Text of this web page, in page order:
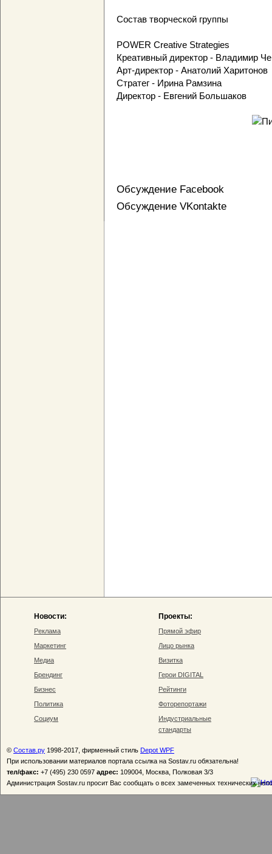
Состав творческой группы
POWER Creative Strategies
Креативный директор - Владимир
Арт-директор - Анатолий Харитонов
Стратег - Ирина Рамзина
Директор - Евгений Большаков
Обсуждение Facebook
Обсуждение VKontakte
Новости:
Реклама
Маркетинг
Медиа
Брендинг
Бизнес
Политика
Социум
Проекты:
Прямой эфир
Лицо рынка
Визитка
Герои DIGITAL
Рейтинги
Фоторепортажи
Индустриальные
стандарты
© Состав.ру 1998-2017, фирменный стиль Depot WPF
При использовании материалов портала ссылка на Sostav.ru обязательна!
тел/факс: +7 (495) 230 0597 адрес: 109004, Москва, Полковая 3/3
Администрация Sostav.ru просит Вас сообщать о всех замеченных технических